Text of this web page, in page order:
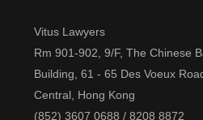
Vitus Lawyers
Rm 901-902, 9/F, The Chinese
Building, 61 - 65 Des Voeux
Central, Hong Kong
(852) 3607 0688 / 8208 8872